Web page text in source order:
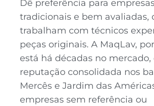
Dê preferência para
tradicionais e bem avaliadas,
trabalham com técnicos
peças originais. A MaqLav,
está há décadas no mercado,
reputação consolidada nos
Mercês e Jardim das
empresas sem referência ou